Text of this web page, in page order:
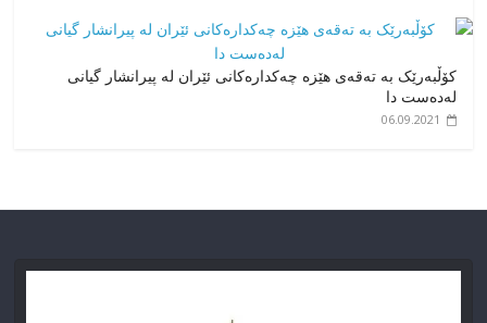
کۆڵبەرێک بە تەقەی هێزە چەکدارەکانی ئێران لە پیرانشار گیانی
لەدەست دا
06.09.2021